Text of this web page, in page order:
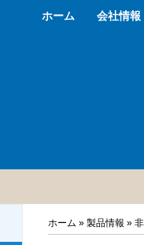
ホーム 会社情報
ホーム » 製品情報 »